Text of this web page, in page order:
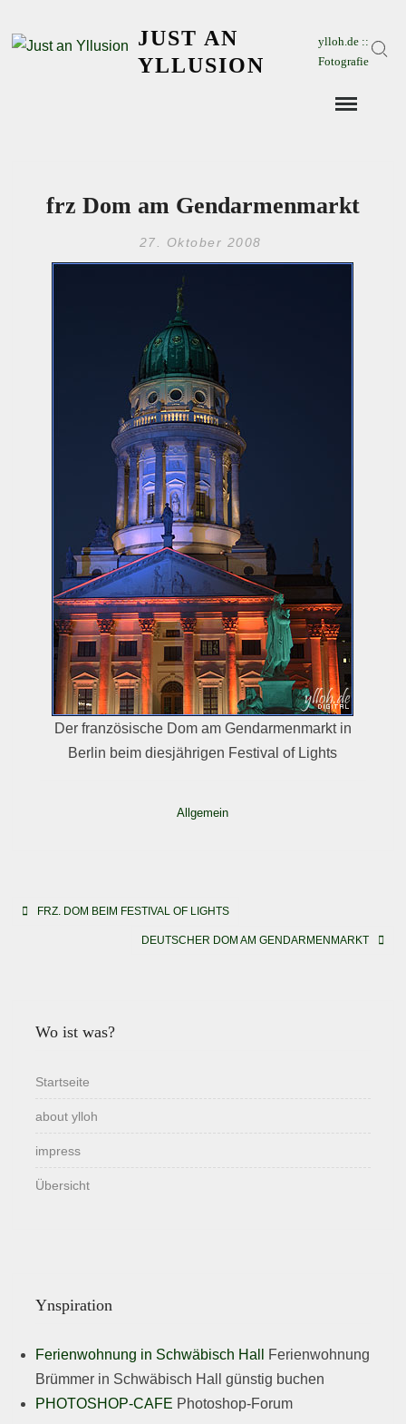
JUST AN
YLLUSION
ylloh.de ::
Fotografie
frz Dom am Gendarmenmarkt
27. Oktober 2008
Der französische Dom am Gendarmenmarkt in
Berlin beim diesjährigen Festival of Lights
Allgemein
Beitragsnavigation
FRZ. DOM BEIM FESTIVAL OF LIGHTS
DEUTSCHER DOM AM GENDARMENMARKT
Wo ist was?
Startseite
about ylloh
impress
Übersicht
Ynspiration
Ferienwohnung in Schwäbisch Hall
Ferienwohnung
Brümmer in Schwäbisch Hall günstig buchen
PHOTOSHOP-CAFE Photoshop-Forum